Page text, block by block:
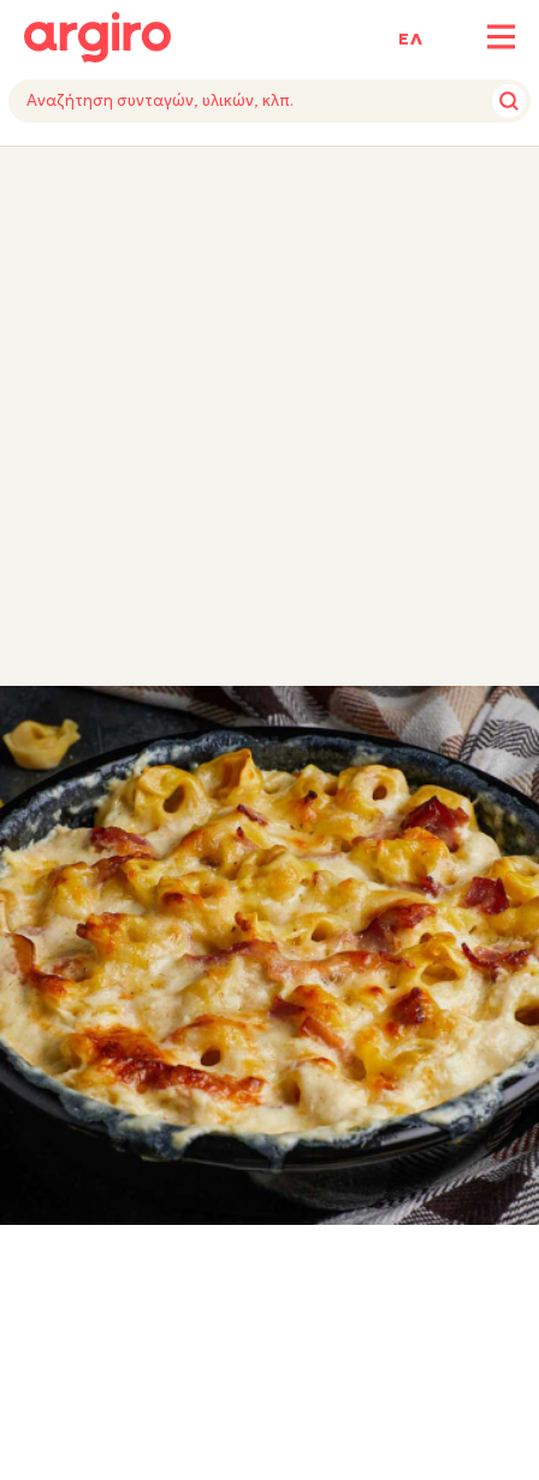
ΕΛ
ΥΛΙΚΑΕΚΤΕΛΕΣΗTIPSΕΞΟΠΛΙΣΜΟΣ
ΣΥΝΤΑΓΕΣ ΑΛΜΥΡΑ ΛΑΧΑΝΙΚΑ
Τορτελίνια στο φούρνο
Εύκολο, λαχταριστό και χορταστικό, ένα φαγητό που
αγαπούν όλοι! Τορτελίνια στο φούρνο αλα κρεμ. Με
υλικά που βρίσκονται στην κουζίνα μας, νόστιμο
φαγητό σε μισή ώρα.
Εύκολη 0:30
10 λεπτά 20 λεπτά